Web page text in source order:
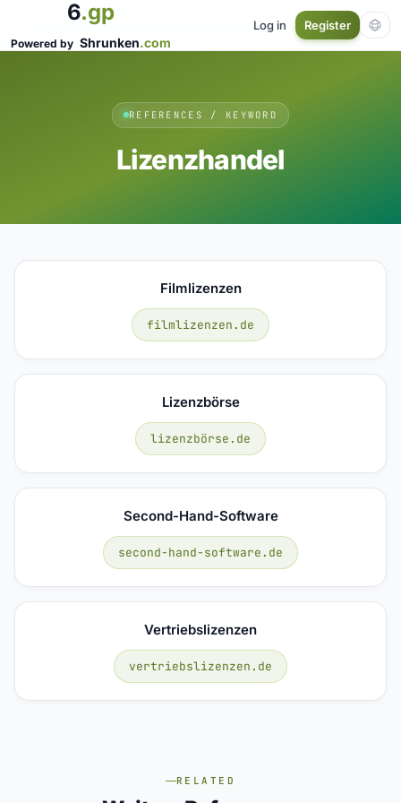
6.gp
Powered by Shrunken.com
Log in Register
REFERENCES / KEYWORD
Lizenzhandel
Filmlizenzen
filmlizenzen.de
Lizenzbörse
lizenzbörse.de
Second-Hand-Software
second-hand-software.de
Vertriebslizenzen
vertriebslizenzen.de
RELATED